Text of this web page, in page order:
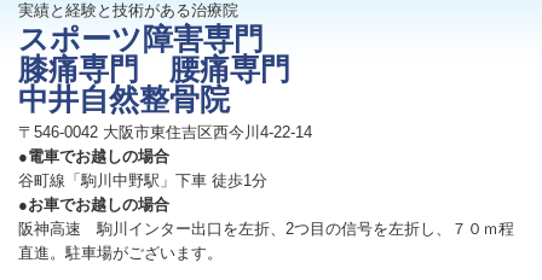
実績と経験と技術がある治療院
スポーツ障害専門
膝痛専門 腰痛専門
中井自然整骨院
〒546-0042 大阪市東住吉区西今川4-22-14
●電車でお越しの場合
谷町線「駒川中野駅」下車 徒歩1分
●お車でお越しの場合
阪神高速 駒川インター出口を左折、2つ目の信号を左折し、７０ｍ程
直進。駐車場がございます。